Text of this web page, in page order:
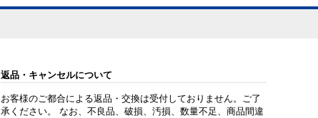
返品・キャンセルについて
お客様のご都合による返品・交換は受付しておりません。ご了
承ください。 なお、不良品、破損、汚損、数量不足、商品間違